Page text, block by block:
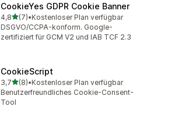
CookieYes GDPR Cookie Banner
4,8von 5 Sternen
(7)
7 Rezensionen insgesamt
•Kostenloser Plan verfügbar
DSGVO/CCPA-konform. Google-
zertifiziert für GCM V2 und IAB TCF 2.3
CookieScript
3,7von 5 Sternen
(8)
8 Rezensionen insgesamt
•Kostenloser Plan verfügbar
Benutzerfreundliches Cookie-Consent-
Tool